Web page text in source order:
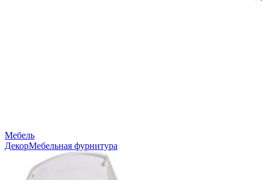
Мебель
ДекорМебельная фурнитура